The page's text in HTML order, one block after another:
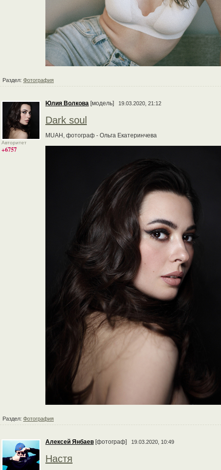
Раздел: Фотография
Авторитет
+6757
Юлия Волкова [модель] 19.03.2020, 21:12
Dark soul
MUAH, фотограф - Ольга Екатеринчева
Раздел: Фотография
Алексей Янбаев [фотограф] 19.03.2020, 10:49
Настя